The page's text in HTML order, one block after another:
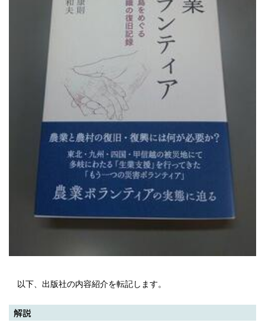
以下、出版社の内容紹介を転記します。
解説